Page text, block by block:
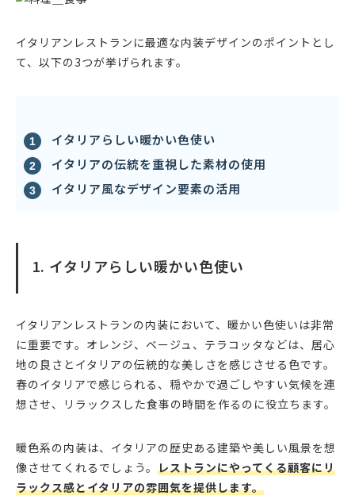
イタリアンレストランに最適な内装デザインのポイントとし
て、以下の3つが挙げられます。
イタリアらしい暖かい色使い
イタリアの伝統を重視した素材の使用
イタリア風なデザイン要素の活用
1. イタリアらしい暖かい色使い
イタリアンレストランの内装において、暖かい色使いは非常
に重要です。オレンジ、ベージュ、テラコッタなどは、居心
地の良さとイタリアの伝統的な美しさを感じさせる色です。
春のイタリアで感じられる、穏やかで過ごしやすい気候を連
想させ、リラックスした食事の時間を作るのに役立ちます。
暖色系の内装は、イタリアの歴史ある建築や美しい風景を想
像させてくれるでしょう。 レストランにやってくる顧客にリ
ラックス感とイタリアの雰囲気を提供します。